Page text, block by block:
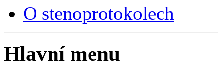
O stenoprotokolech
Hlavní menu